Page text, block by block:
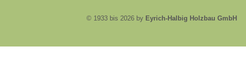
© 1933 bis 2026 by Eyrich-Halbig Holzbau GmbH